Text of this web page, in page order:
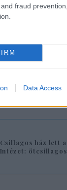
fraud
Data Access
Intézet az
értelmében
el
feltárja
szellemi
Csillagos ház lett
Intézet: ötcsillagos